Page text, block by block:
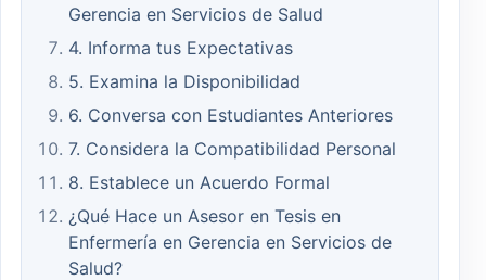
Gerencia en Servicios de Salud
4. Informa tus Expectativas
5. Examina la Disponibilidad
6. Conversa con Estudiantes Anteriores
7. Considera la Compatibilidad Personal
8. Establece un Acuerdo Formal
¿Qué Hace un Asesor en Tesis en
Enfermería en Gerencia en Servicios de
Salud?